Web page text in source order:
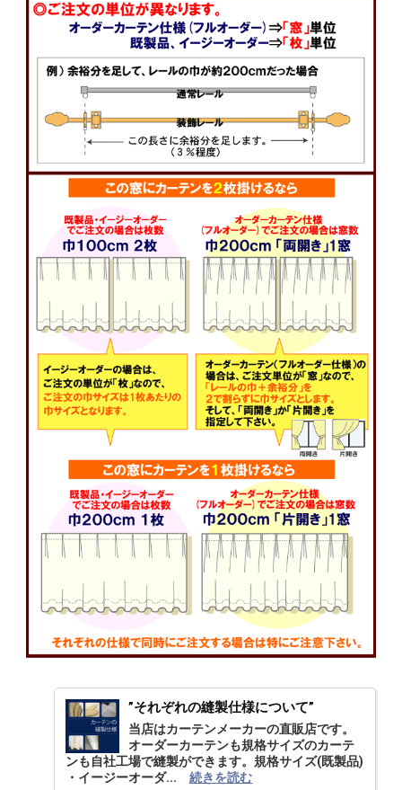
”それぞれの縫製仕様について”
当店はカーテンメーカーの直販店です。
オーダーカーテンも規格サイズのカーテ
ンも自社工場で縫製ができます。規格サイズ(既製品)
・イージーオーダ...続きを読む